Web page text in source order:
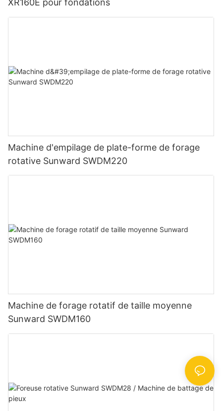
XR160E pour fondations
Machine d'empilage de plate-forme de forage
rotative Sunward SWDM220
Machine de forage rotatif de taille moyenne
Sunward SWDM160